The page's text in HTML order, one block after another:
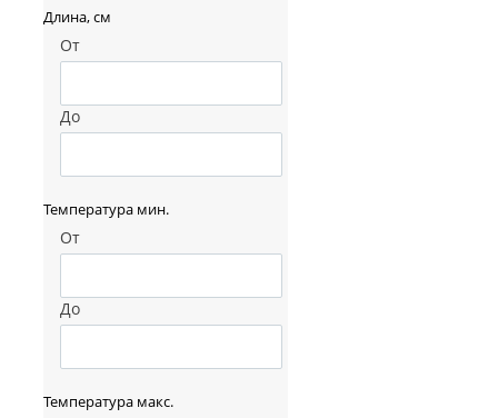
Длина, см
От
До
Температура мин.
От
До
Температура макс.